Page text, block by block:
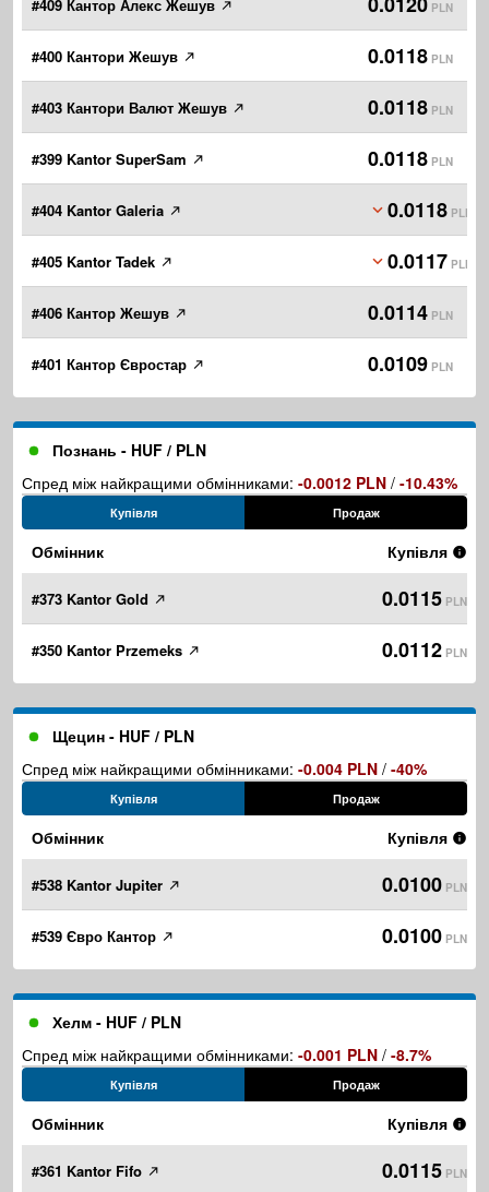
#409 Кантор Алекс Жешув PLN
#400 Кантори Жешув 0.0118 PLN
#403 Кантори Валют Жешув 0.0118 PLN
#399 Kantor SuperSam 0.0118 PLN
#404 Kantor Galeria 0.0118 PLN
#405 Kantor Tadek 0.0117 PLN
#406 Кантор Жешув 0.0114 PLN
#401 Кантор Євростар 0.0109 PLN
Познань - HUF / PLN
Спред між найкращими обмінниками: -0.0012 PLN / -10.43%
Купівля Продаж
Обмінник Купівля
#373 Kantor Gold 0.0115 PLN
#350 Kantor Przemeks 0.0112 PLN
Щецин - HUF / PLN
Спред між найкращими обмінниками: -0.004 PLN / -40%
Купівля Продаж
Обмінник Купівля
#538 Kantor Jupiter 0.0100 PLN
#539 Євро Кантор 0.0100 PLN
Хелм - HUF / PLN
Спред між найкращими обмінниками: -0.001 PLN / -8.7%
Купівля Продаж
Обмінник Купівля
#361 Kantor Fifo 0.0115 PLN